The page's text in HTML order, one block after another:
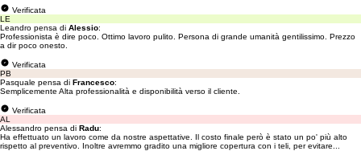
Verificata
LE
Leandro pensa di Alessio:
Professionista è dire poco. Ottimo lavoro pulito. Persona di grande umanità gentilissimo. Prezzo
a dir poco onesto.
Verificata
PB
Pasquale pensa di Francesco:
Semplicemente Alta professionalità e disponibilità verso il cliente.
Verificata
AL
Alessandro pensa di Radu:
Ha effettuato un lavoro come da nostre aspettative. Il costo finale però è stato un po' più alto
rispetto al preventivo. Inoltre avremmo gradito una migliore copertura con i teli, per evitare...